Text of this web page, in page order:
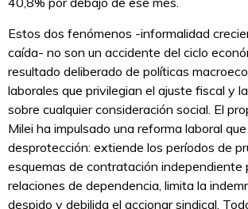
Estos dos fenómenos -informalidad
caída- no son un accidente del ciclo
resultado deliberado de políticas
laborales que privilegian el ajuste fiscal y
sobre cualquier consideración social. El
Milei ha impulsado una reforma laboral
desprotección: extiende los períodos de
esquemas de contratación independiente
relaciones de dependencia, limita la
despido y debilida el accionar sindical.